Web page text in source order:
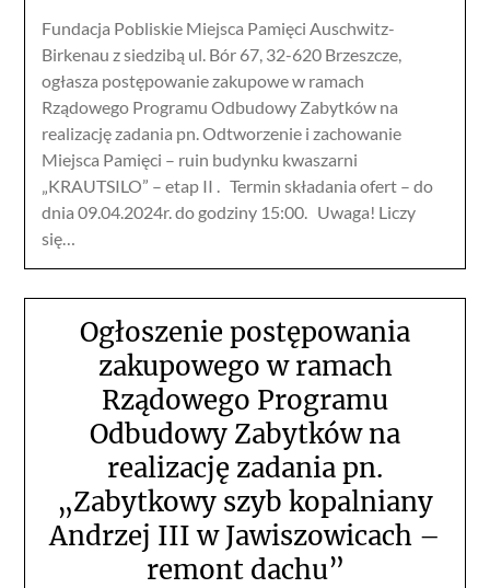
Fundacja Pobliskie Miejsca Pamięci Auschwitz-
Birkenau z siedzibą ul. Bór 67, 32-620 Brzeszcze,
ogłasza postępowanie zakupowe w ramach
Rządowego Programu Odbudowy Zabytków na
realizację zadania pn. Odtworzenie i zachowanie
Miejsca Pamięci – ruin budynku kwaszarni
„KRAUTSILO” – etap II . Termin składania ofert – do
dnia 09.04.2024r. do godziny 15:00. Uwaga! Liczy
się…
Ogłoszenie postępowania
zakupowego w ramach
Rządowego Programu
Odbudowy Zabytków na
realizację zadania pn.
„Zabytkowy szyb kopalniany
Andrzej III w Jawiszowicach –
remont dachu”